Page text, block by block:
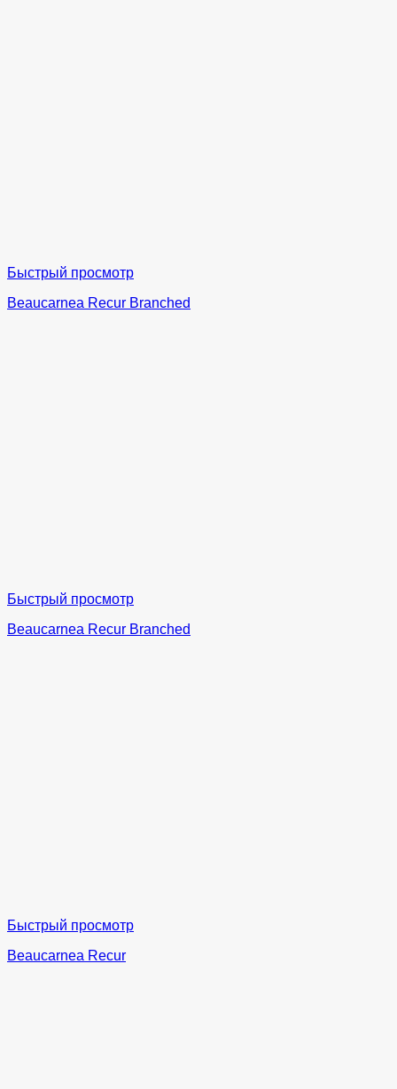
Быстрый просмотр
Beaucarnea Recur Branched
Быстрый просмотр
Beaucarnea Recur Branched
Быстрый просмотр
Beaucarnea Recur